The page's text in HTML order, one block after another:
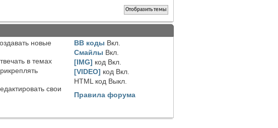
новые
в темах
свои
BB коды Вкл.
Смайлы Вкл.
[IMG] код Вкл.
[VIDEO] код Вкл.
HTML код Выкл.
Правила форума